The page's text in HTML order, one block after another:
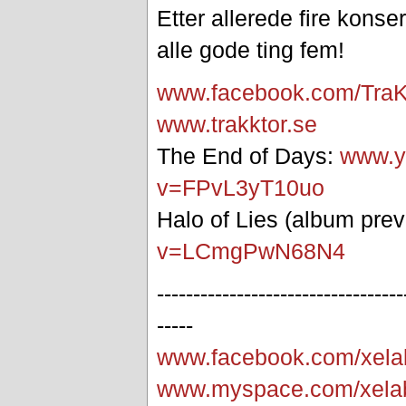
Etter allerede fire
alle gode ting fem!
www.facebook.com/
www.trakktor.se
The End of Days:
v=FPvL3yT10uo
Halo of Lies (album
v=LCmgPwN68N4
--------------------------
-----
www.facebook.com/
www.myspace.com/